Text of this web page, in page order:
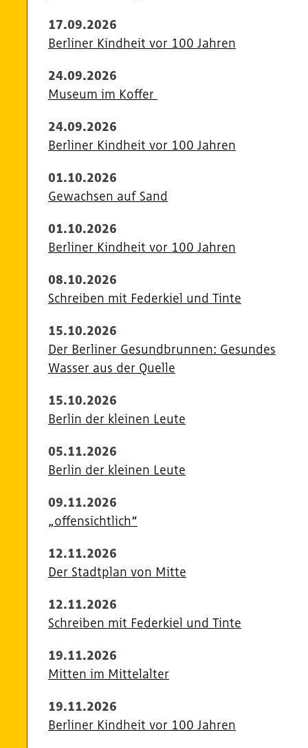
17.09.2026
Berliner Kindheit vor 100 Jahren
24.09.2026
Museum im Koffer
24.09.2026
Berliner Kindheit vor 100 Jahren
01.10.2026
Gewachsen auf Sand
01.10.2026
Berliner Kindheit vor 100 Jahren
08.10.2026
Schreiben mit Federkiel und Tinte
15.10.2026
Der Berliner Gesundbrunnen: Gesundes
Wasser aus der Quelle
15.10.2026
Berlin der kleinen Leute
05.11.2026
Berlin der kleinen Leute
09.11.2026
„offensichtlich“
12.11.2026
Der Stadtplan von Mitte
12.11.2026
Schreiben mit Federkiel und Tinte
19.11.2026
Mitten im Mittelalter
19.11.2026
Berliner Kindheit vor 100 Jahren